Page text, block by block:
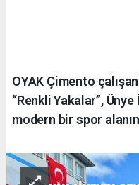
OYAK Çimento
“Renkli Yakalar”,
modern bir spor